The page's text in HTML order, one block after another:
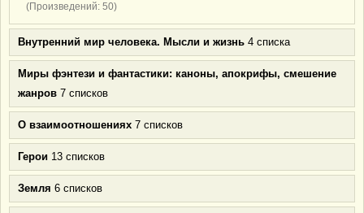
(Произведений: 50)
Внутренний мир человека. Мысли и жизнь 4 списка
Миры фэнтези и фантастики: каноны, апокрифы, смешение
жанров 7 списков
О взаимоотношениях 7 списков
Герои 13 списков
Земля 6 списков